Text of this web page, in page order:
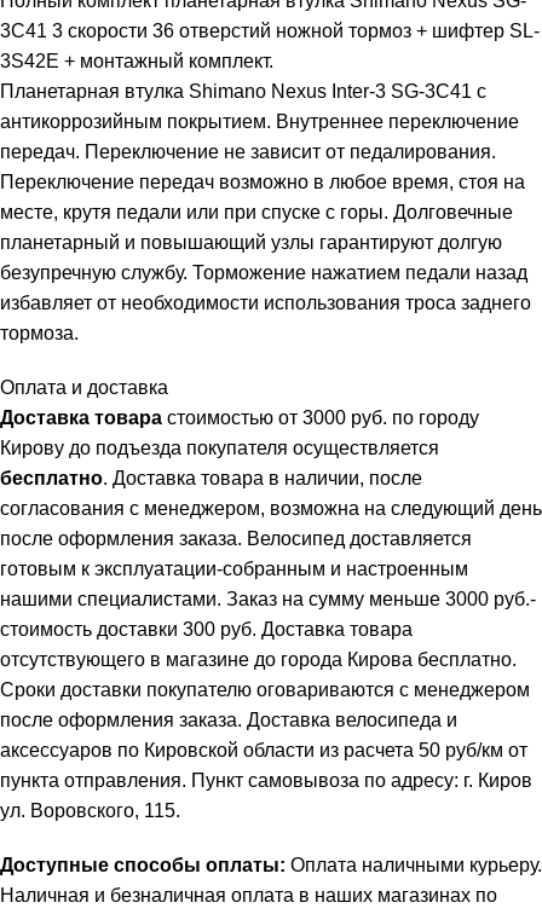
3C41 3 скорости 36 отверстий ножной тормоз + шифтер SL-
3S42E + монтажный комплект.
Планетарная втулка Shimano Nexus Inter-3 SG-3C41 с
антикоррозийным покрытием. Внутреннее переключение
передач. Переключение не зависит от педалирования.
Переключение передач возможно в любое время, стоя на
месте, крутя педали или при спуске с горы. Долговечные
планетарный и повышающий узлы гарантируют долгую
безупречную службу. Торможение нажатием педали назад
избавляет от необходимости использования троса заднего
тормоза.
Оплата и доставка
Доставка товара стоимостью от 3000 руб. по городу
Кирову до подъезда покупателя осуществляется
бесплатно. Доставка товара в наличии, после
согласования с менеджером, возможна на следующий день
после оформления заказа. Велосипед доставляется
готовым к эксплуатации-собранным и настроенным
нашими специалистами. Заказ на сумму меньше 3000 руб.-
стоимость доставки 300 руб. Доставка товара
отсутствующего в магазине до города Кирова бесплатно.
Сроки доставки покупателю оговариваются с менеджером
после оформления заказа. Доставка велосипеда и
аксессуаров по Кировской области из расчета 50 руб/км от
пункта отправления. Пункт самовывоза по адресу: г. Киров
ул. Воровского, 115.
Доступные способы оплаты: Оплата наличными курьеру.
Наличная и безналичная оплата в наших магазинах по